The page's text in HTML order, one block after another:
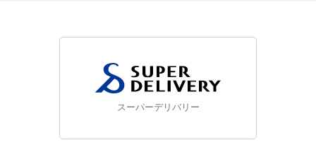
スーパーデリバリー